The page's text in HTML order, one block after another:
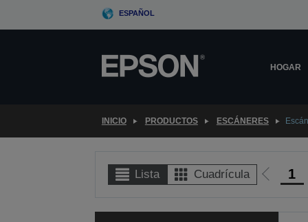
ESPAÑOL
HOGAR
INICIO PRODUCTOS ESCÁNERES
Lista Cuadrícula
Ir
la
1